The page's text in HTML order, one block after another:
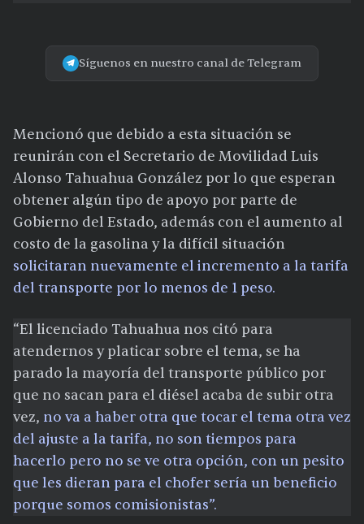
Síguenos en nuestro canal de Telegram
Mencionó que debido a esta situación se
reunirán con el Secretario de Movilidad Luis
Alonso Tahuahua González por lo que esperan
obtener algún tipo de apoyo por parte de
Gobierno del Estado, además con el aumento al
costo de la gasolina y la difícil situación
solicitaran nuevamente el incremento a la tarifa
del transporte por lo menos de 1 peso.
“El licenciado Tahuahua nos citó para
atendernos y platicar sobre el tema, se ha
parado la mayoría del transporte público por
que no sacan para el diésel acaba de subir otra
vez, no va a haber otra que tocar el tema otra vez
del ajuste a la tarifa, no son tiempos para
hacerlo pero no se ve otra opción, con un pesito
que les dieran para el chofer sería un beneficio
porque somos comisionistas”.